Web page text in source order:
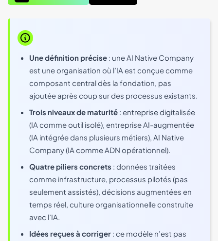
Une définition précise : une AI Native Company
est une organisation où l’IA est conçue comme
composant central dès la fondation, pas
ajoutée après coup sur des processus existants.
Trois niveaux de maturité : entreprise digitalisée
(IA comme outil isolé), entreprise AI-augmentée
(IA intégrée dans plusieurs métiers), AI Native
Company (IA comme ADN opérationnel).
Quatre piliers concrets : données traitées
comme infrastructure, processus pilotés (pas
seulement assistés), décisions augmentées en
temps réel, culture organisationnelle construite
avec l’IA.
Idées reçues à corriger : ce modèle n’est pas